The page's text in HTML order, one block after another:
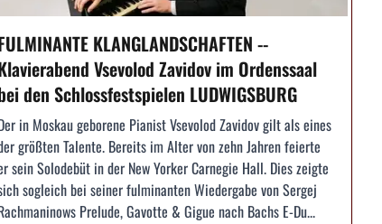
KLANGLANDSCHAFTEN --
Vsevolod Zavidov im Ordenssaal
den Schlossfestspielen LUDWIGSBURG
in Moskau geborene Pianist Vsevolod Zavidov gilt als eines
größten Talente. Bereits im Alter von zehn Jahren feierte
sein Solodebüt in der New Yorker Carnegie Hall. Dies zeigte
sogleich bei seiner fulminanten Wiedergabe von Sergej
Prelude, Gavotte & Gigue nach Bachs E-Du...